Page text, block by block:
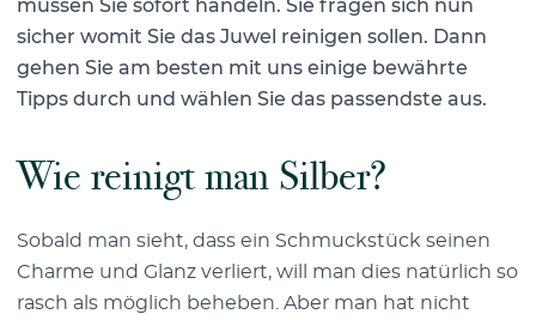
müssen Sie sofort handeln. Sie fragen sich nun
sicher womit Sie das Juwel reinigen sollen. Dann
gehen Sie am besten mit uns einige bewährte
Tipps durch und wählen Sie das passendste aus.
Wie reinigt man Silber?
Sobald man sieht, dass ein Schmuckstück seinen
Charme und Glanz verliert, will man dies natürlich so
rasch als möglich beheben. Aber man hat nicht